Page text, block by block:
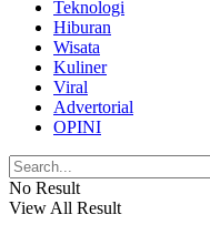
Teknologi
Hiburan
Wisata
Kuliner
Viral
Advertorial
OPINI
No Result
View All Result